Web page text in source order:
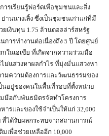
ารเรียนรู้ฟอร์ดเพื่อชุมชนและสิ่ง
านนางเลิ้ง ซึ่งเป็นชุมชนเก่าแก่ที่มี
เงินทุน 1.75 ล้านดอลล่าร์สหรัฐ
ารทำงานต่อเนื่องถึง 5 ปี โดยศูนย์
กในเอเชีย ที่เกิดจากความร่วมมือ
แสวงหาผลกำไร ที่มุ่งมั่นแสวงหา
มความต้องการและวัฒนธรรมของ
อยู่ของคนในพื้นที่รอบที่ตั้งหน่วย
มมือกับพันธมิตรจัดทำโครงการ
ารและของใช้จำเป็นให้แก่ 32,000
ที่ได้รับผลกระทบจากสถานการณ์
มเพื่อช่วยเหลืออีก 10,000